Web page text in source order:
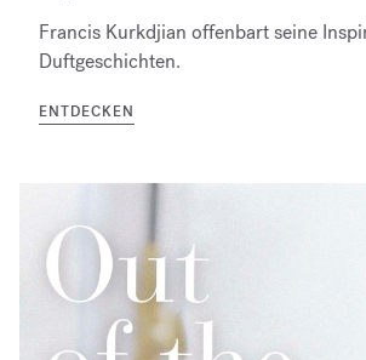
Francis Kurkdjian offenbart seine
Duftgeschichten.
ENTDECKEN